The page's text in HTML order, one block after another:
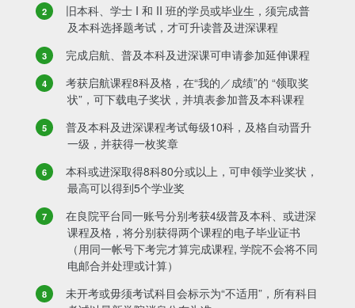
旧本科、学士 I 和 II 班的学员或毕业生，须完成普
及本科选择题考试，才可升读普及进深课程
完成启航、普及本科及进深课可申请参加延伸课程
考获启航课程8科及格，在“我的／成绩”的 “领取奖
状”，可下载电子奖状，并填表参加普及本科课程
普及本科及进深课程考试每级10科，及格自动晋升
一级，并获得一枚奖章
本科或进深取得8科80分或以上，可申领学业奖状，
最高可以得到5个学业奖
在良院平台同一账号分别考获4级普及本科、或进深
课程及格，将分别获得两个课程的电子毕业证书
（用同一帐号下考完才算完成课程, 学院不会将不同
电邮合并处理或计算）
未开考或毋须考试科目会标示为“不适用”，所有科目